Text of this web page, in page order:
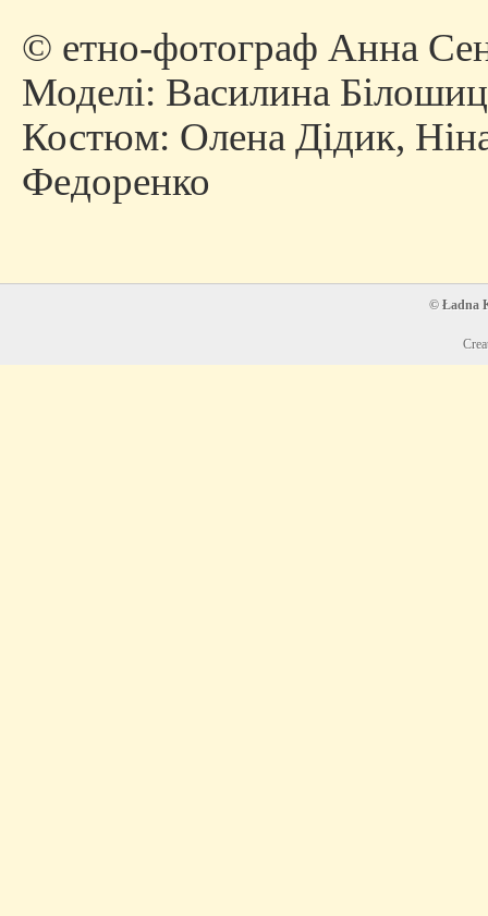
© етно-фотограф Анна
Моделі: Василина
Костюм: Олена Дідик,
Федоренко
© Ładna